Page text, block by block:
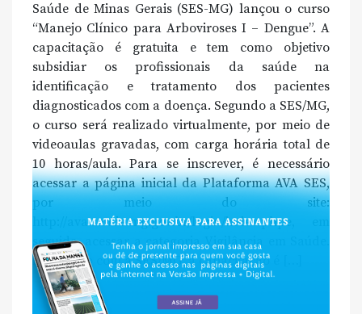
Saúde de Minas Gerais (SES-MG) lançou o curso
“Manejo Clínico para Arboviroses I – Dengue”. A
capacitação é gratuita e tem como objetivo
subsidiar os profissionais da saúde na
identificação e tratamento dos pacientes
diagnosticados com a doença. Segundo a SES/MG,
o curso será realizado virtualmente, por meio de
videoaulas gravadas, com carga horária total de
10 horas/aula. Para se inscrever, é necessário
acessar a página inicial da Plataforma AVA SES,
por meio do site:
http://ava.saude.mg.gov.br/login/index.phpe, em
seguida, acessar a categoria Vigilância em Saúde.
De acordo com a SES/MG, a capacitação é […]